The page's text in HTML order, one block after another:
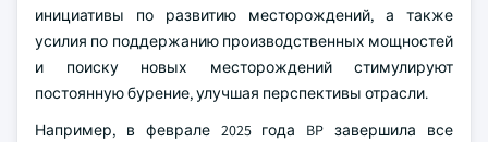
инициативы по развитию месторождений, а также
усилия по поддержанию производственных мощностей
и поиску новых месторождений стимулируют
постоянную бурение, улучшая перспективы отрасли.
Например, в феврале 2025 года BP завершила все